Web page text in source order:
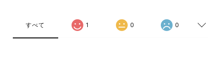
すべて 1 0 0